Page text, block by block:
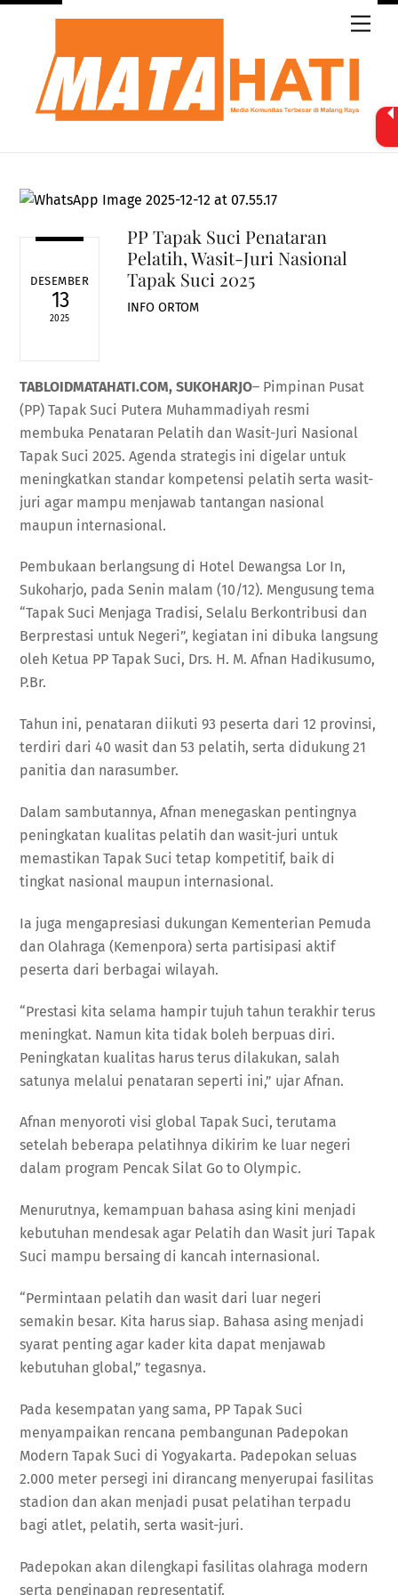
Skip
DESEMBER
13
2025
PP Tapak Suci Penataran
Pelatih, Wasit-Juri Nasional
Tapak Suci 2025
INFO ORTOM
TABLOIDMATAHATI.COM, SUKOHARJO– Pimpinan Pusat
(PP) Tapak Suci Putera Muhammadiyah resmi
membuka Penataran Pelatih dan Wasit-Juri Nasional
Tapak Suci 2025. Agenda strategis ini digelar untuk
meningkatkan standar kompetensi pelatih serta wasit-
juri agar mampu menjawab tantangan nasional
maupun internasional.
Pembukaan berlangsung di Hotel Dewangsa Lor In,
Sukoharjo, pada Senin malam (10/12). Mengusung tema
“Tapak Suci Menjaga Tradisi, Selalu Berkontribusi dan
Berprestasi untuk Negeri”, kegiatan ini dibuka langsung
oleh Ketua PP Tapak Suci, Drs. H. M. Afnan Hadikusumo,
P.Br.
Tahun ini, penataran diikuti 93 peserta dari 12 provinsi,
terdiri dari 40 wasit dan 53 pelatih, serta didukung 21
panitia dan narasumber.
Dalam sambutannya, Afnan menegaskan pentingnya
peningkatan kualitas pelatih dan wasit-juri untuk
memastikan Tapak Suci tetap kompetitif, baik di
tingkat nasional maupun internasional.
Ia juga mengapresiasi dukungan Kementerian Pemuda
dan Olahraga (Kemenpora) serta partisipasi aktif
peserta dari berbagai wilayah.
“Prestasi kita selama hampir tujuh tahun terakhir terus
meningkat. Namun kita tidak boleh berpuas diri.
Peningkatan kualitas harus terus dilakukan, salah
satunya melalui penataran seperti ini,” ujar Afnan.
Afnan menyoroti visi global Tapak Suci, terutama
setelah beberapa pelatihnya dikirim ke luar negeri
dalam program Pencak Silat Go to Olympic.
Menurutnya, kemampuan bahasa asing kini menjadi
kebutuhan mendesak agar Pelatih dan Wasit juri Tapak
Suci mampu bersaing di kancah internasional.
“Permintaan pelatih dan wasit dari luar negeri
semakin besar. Kita harus siap. Bahasa asing menjadi
syarat penting agar kader kita dapat menjawab
kebutuhan global,” tegasnya.
Pada kesempatan yang sama, PP Tapak Suci
menyampaikan rencana pembangunan Padepokan
Modern Tapak Suci di Yogyakarta. Padepokan seluas
2.000 meter persegi ini dirancang menyerupai fasilitas
stadion dan akan menjadi pusat pelatihan terpadu
bagi atlet, pelatih, serta wasit-juri.
Padepokan akan dilengkapi fasilitas olahraga modern
serta penginapan representatif.